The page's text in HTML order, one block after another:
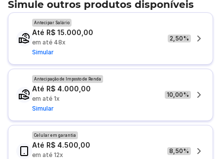
Simule outros produtos disponíveis
Antecipar Salário
Até R$ 15.000,00
em até 48x
Simular
2,50%
Antecipação de Imposto de Renda
Até R$ 4.000,00
em até 1x
Simular
10,00%
Celular em garantia
Até R$ 4.500,00
em até 12x
8,50%